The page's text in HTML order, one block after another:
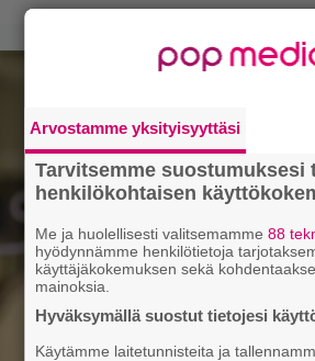
Arvostamme yksityisyyttäsi
Tarvitsemme suostumuksesi
henkilökohtaisen
Me ja huolellisesti valitsemamme88
hyödynnämme henkilötietoja
käyttäjäkokemuksen sekä
mainoksia.
Hyväksymällä suostut tietojesi
Käytämme laitetunnisteita ja